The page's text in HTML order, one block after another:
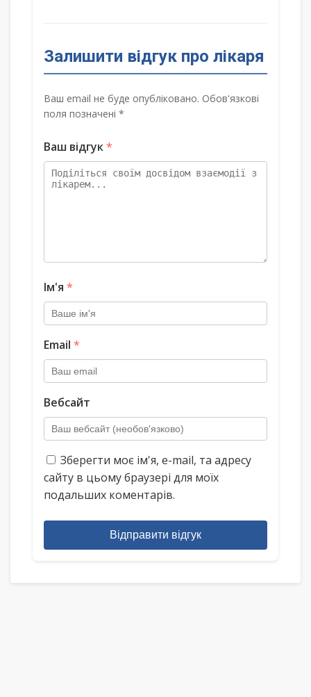
Залишити відгук про лікаря
Ваш email не буде опубліковано. Обов'язкові
поля позначені *
Ваш відгук*
Ім'я *
Email *
Вебсайт
Зберегти моє ім'я, e-mail, та адресу
сайту в цьому браузері для моїх
подальших коментарів.
Відправити відгук